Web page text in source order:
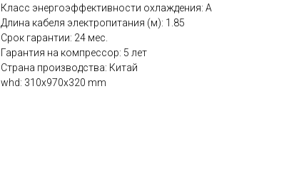
Класс энергоэффективности охлаждения: A
Длина кабеля электропитания (м): 1.85
Срок гарантии: 24 мес.
Гарантия на компрессор: 5 лет
Страна производства: Китай
whd: 310x970x320 mm